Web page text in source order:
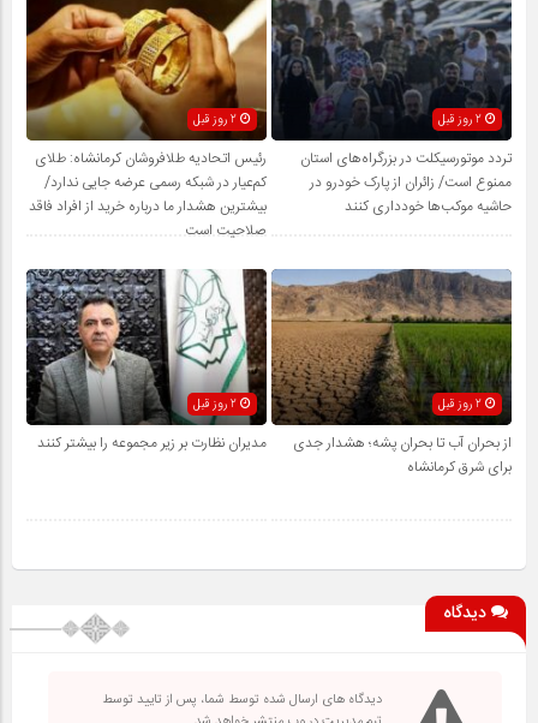
2 روز قبل
تردد موتورسیکلت در بزرگراه‌های استان
ممنوع است/ زائران از پارک خودرو در
حاشیه موکب‌ها خودداری کنند
رئیس اتحادیه طلافروشان کرمانشاه: طلای
کم‌عیار در شبکه رسمی عرضه جایی ندارد/
بیشترین هشدار ما درباره خرید از افراد فاقد
صلاحیت است
2 روز قبل
از بحران آب تا بحران پشه؛ هشدار جدی
برای شرق کرمانشاه
مدیران نظارت بر زیر مجموعه را بیشتر کنند
دیدگاه
دیدگاه های ارسال شده توسط شما، پس از تایید توسط